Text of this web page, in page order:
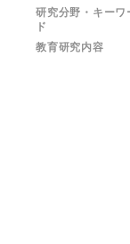
研究分野・キーワ
ド
教育研究内容